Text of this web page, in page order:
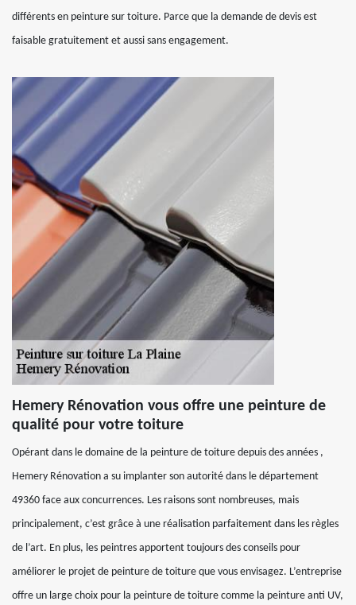
différents en peinture sur toiture. Parce que la demande de devis est
faisable gratuitement et aussi sans engagement.
Hemery Rénovation vous offre une peinture de
qualité pour votre toiture
Opérant dans le domaine de la peinture de toiture depuis des années ,
Hemery Rénovation a su implanter son autorité dans le département
49360 face aux concurrences. Les raisons sont nombreuses, mais
principalement, c’est grâce à une réalisation parfaitement dans les règles
de l’art. En plus, les peintres apportent toujours des conseils pour
améliorer le projet de peinture de toiture que vous envisagez. L’entreprise
offre un large choix pour la peinture de toiture comme la peinture anti UV,